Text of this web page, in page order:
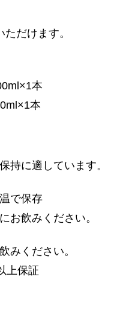
だけます。
本
本
持に適しています。
で保存
お飲みください。
みください。
上保証